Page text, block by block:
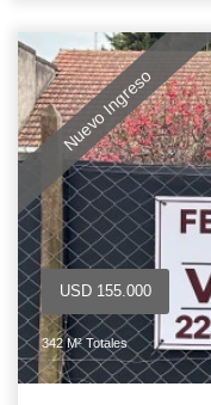
Nuevo Ingreso
USD 155.000
342 M² Totales